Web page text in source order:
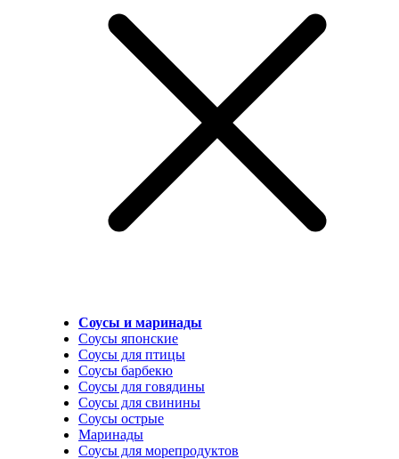
Соусы и маринады
Соусы японские
Соусы для птицы
Соусы барбекю
Соусы для говядины
Соусы для свинины
Соусы острые
Маринады
Соусы для морепродуктов